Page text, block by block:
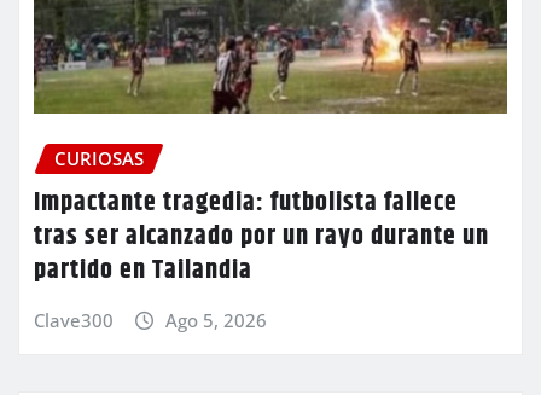
CURIOSAS
Impactante tragedia: futbolista fallece
tras ser alcanzado por un rayo durante un
partido en Tailandia
Clave300 Ago 5, 2026